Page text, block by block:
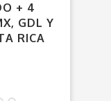
+ 4
GDL Y
RICA